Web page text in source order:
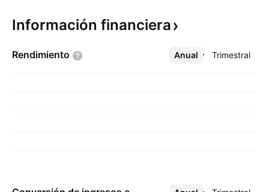
Información financiera
Rendimiento Anual Trimestral
Más